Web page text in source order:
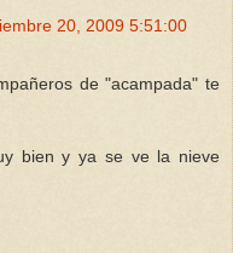
20, 2009 5:51:00
de "acampada" te
bien y ya se ve la nieve